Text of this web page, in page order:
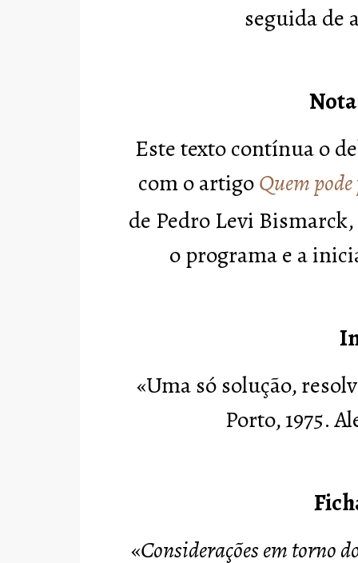
seguida de
Este texto contínua o
com o artigoQuem
de Pedro Levi
o programa e a
«Uma só solução,
Porto, 1975.
«Considerações em torno